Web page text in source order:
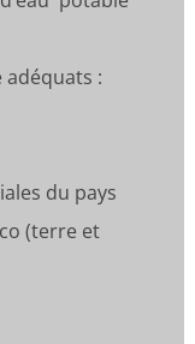
:
du pays
(terre et